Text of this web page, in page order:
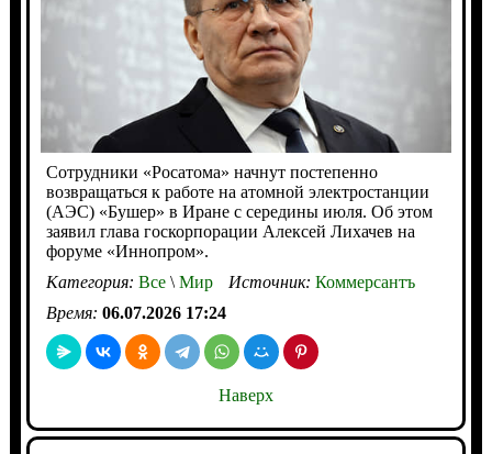
Сотрудники «Росатома» начнут постепенно
возвращаться к работе на атомной электростанции
(АЭС) «Бушер» в Иране с середины июля. Об этом
заявил глава госкорпорации Алексей Лихачев на
форуме «Иннопром».
Категория: Все\Мир Источник: Коммерсантъ
Время: 06.07.2026 17:24
Наверх